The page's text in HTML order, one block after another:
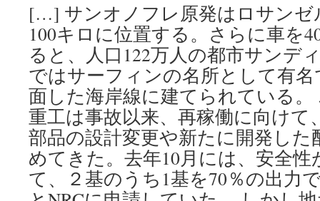
[…] サンオノフレ原発はロサンゼ
100キロに位置する。さらに車を
ると、人口122万人の都市サンデ
ではサーフィンの名所として有
面した海岸線に建てられている
重工は事故以来、再稼働に向けて
部品の設計変更や新たに開発した
めてきた。去年10月には、安全
て、２基のうち1基を70％の出力